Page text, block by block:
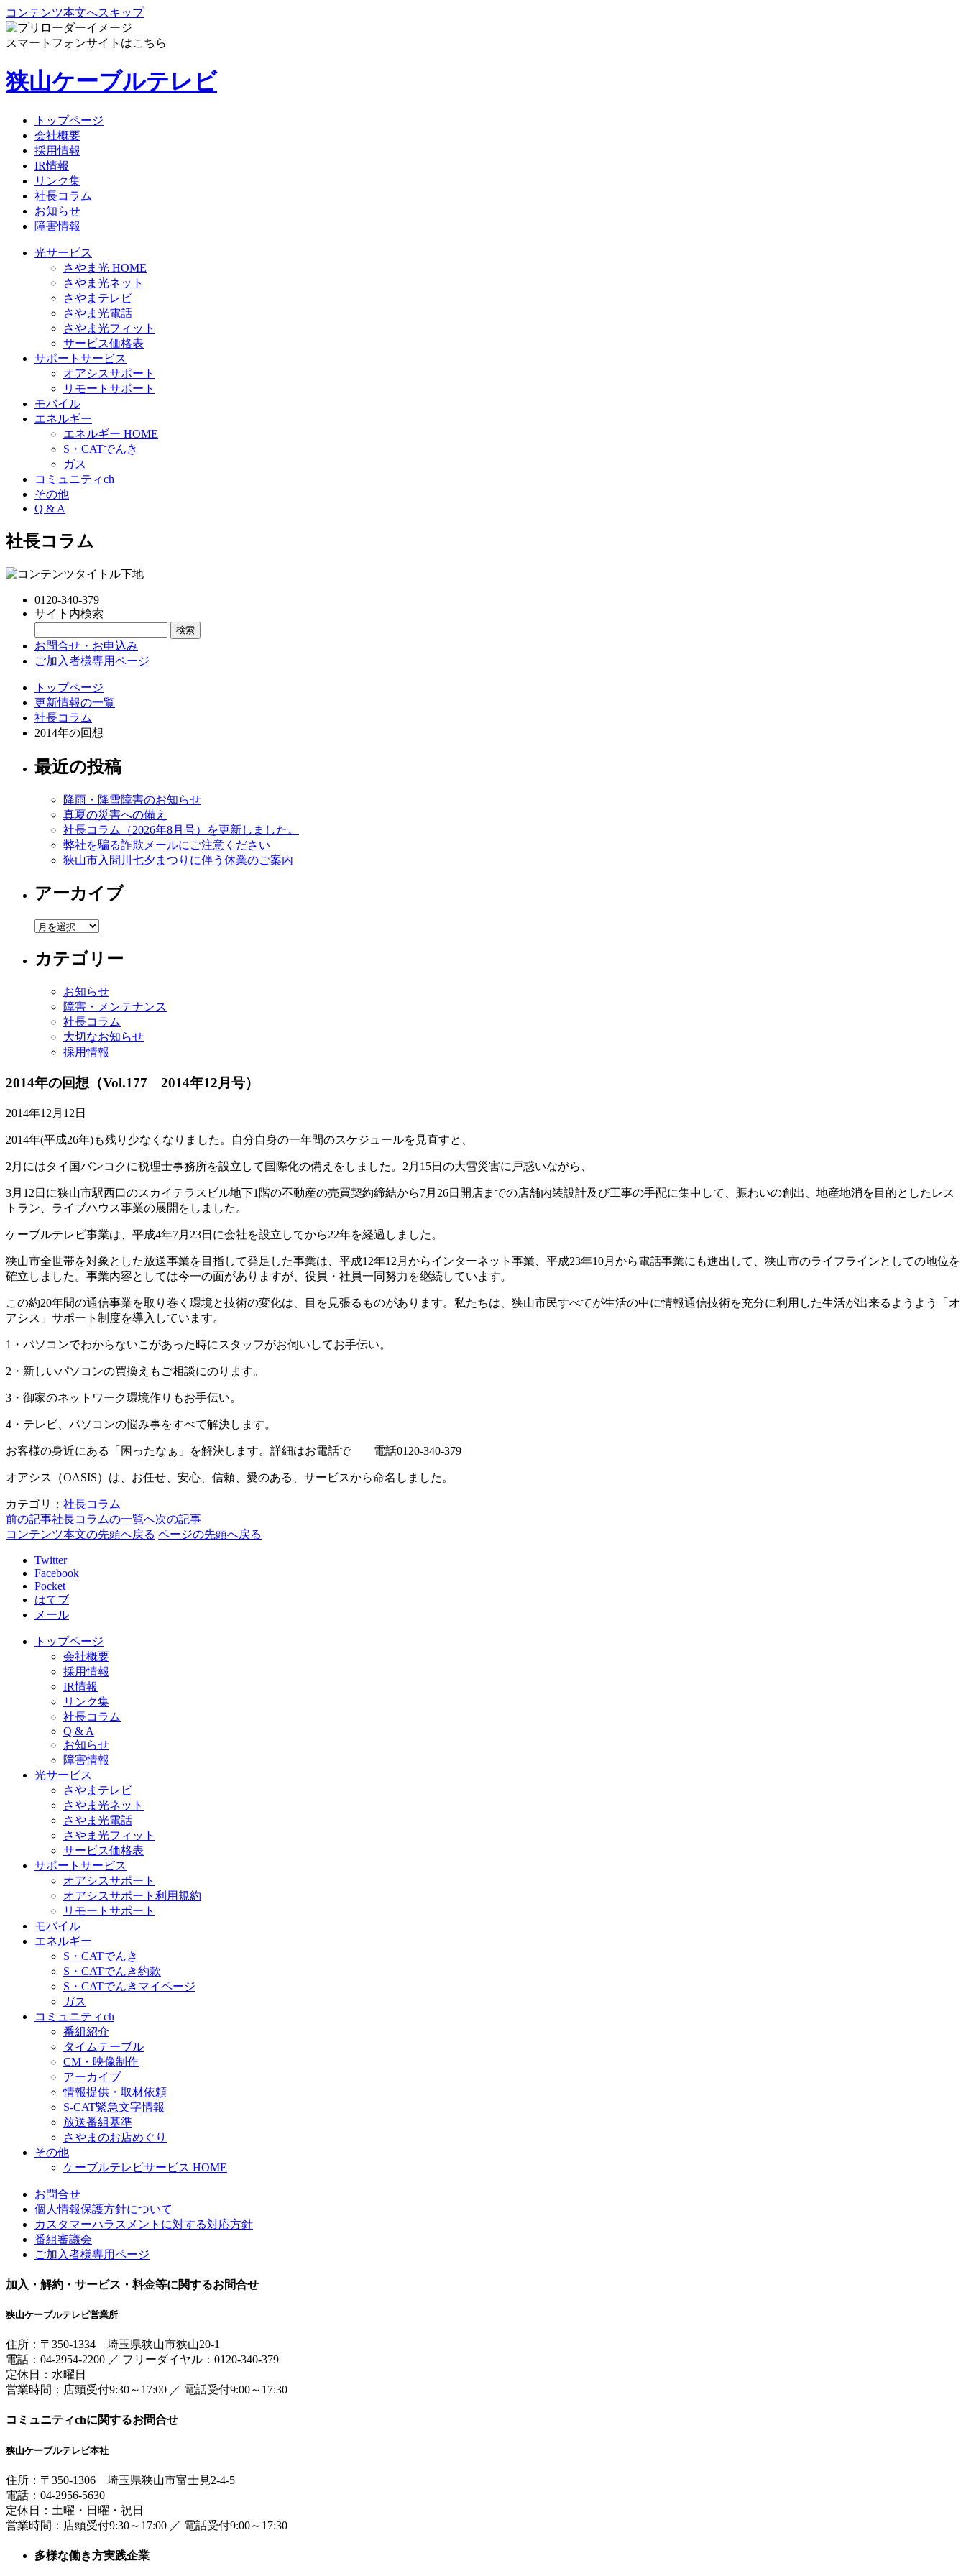
コンテンツ本文へスキップ
スマートフォンサイトはこちら
狭山ケーブルテレビ
トップページ
会社概要
採用情報
IR情報
リンク集
社長コラム
お知らせ
障害情報
光サービス
さやま光 HOME
さやま光ネット
さやまテレビ
さやま光電話
さやま光フィット
サービス価格表
サポートサービス
オアシスサポート
リモートサポート
モバイル
エネルギー
エネルギー HOME
S・CATでんき
ガス
コミュニティch
その他
Q & A
社長コラム
0120-340-379
サイト内検索
お問合せ・お申込み
ご加入者様専用ページ
トップページ
更新情報の一覧
社長コラム
2014年の回想
最近の投稿
降雨・降雪障害のお知らせ
真夏の災害への備え
社長コラム（2026年8月号）を更新しました。
弊社を騙る詐欺メールにご注意ください
狭山市入間川七夕まつりに伴う休業のご案内
アーカイブ
ア
カ
イ
カテゴリー
お知らせ
障害・メンテナンス
社長コラム
大切なお知らせ
採用情報
2014年の回想 （Vol.177 2014年12月号）
2014年12月12日
2014年(平成26年)も残り少なくなりました。自分自身の一年間のスケジュールを見直すと、
2月にはタイ国バンコクに税理士事務所を設立して国際化の備えをしました。2月15日の大雪災害に戸惑いながら、
3月12日に狭山市駅西口のスカイテラスビル地下1階の不動産の売買契約締結から7月26日開店までの店舗内装設計及び工事の手配に集中して、賑わいの創出、地産地消を目的としたレス
トラン、ライブハウス事業の展開をしました。
ケーブルテレビ事業は、平成4年7月23日に会社を設立してから22年を経過しました。
狭山市全世帯を対象とした放送事業を目指して発足した事業は、平成12年12月からインターネット事業、平成23年10月から電話事業にも進出して、狭山市のライフラインとしての地位を
確立しました。事業内容としては今一の面がありますが、役員・社員一同努力を継続しています。
この約20年間の通信事業を取り巻く環境と技術の変化は、目を見張るものがあります。私たちは、狭山市民すべてが生活の中に情報通信技術を充分に利用した生活が出来るようよう「オ
アシス」サポート制度を導入しています。
1・パソコンでわからないこがあった時にスタッフがお伺いしてお手伝い。
2・新しいパソコンの買換えもご相談にのります。
3・御家のネットワーク環境作りもお手伝い。
4・テレビ、パソコンの悩み事をすべて解決します。
お客様の身近にある「困ったなぁ」を解決します。詳細はお電話で 電話0120-340-379
オアシス（OASIS）は、お任せ、安心、信頼、愛のある、サービスから命名しました。
カテゴリ： 社長コラム
前の記事社長コラムの一覧へ次の記事
コンテンツ本文の先頭へ戻る ページの先頭へ戻る
Twitter
Facebook
Pocket
はてブ
メール
トップページ
会社概要
採用情報
IR情報
リンク集
社長コラム
Q & A
お知らせ
障害情報
光サービス
さやまテレビ
さやま光ネット
さやま光電話
さやま光フィット
サービス価格表
サポートサービス
オアシスサポート
オアシスサポート利用規約
リモートサポート
モバイル
エネルギー
S・CATでんき
S・CATでんき約款
S・CATでんきマイページ
ガス
コミュニティch
番組紹介
タイムテーブル
CM・映像制作
アーカイブ
情報提供・取材依頼
S-CAT緊急文字情報
放送番組基準
さやまのお店めぐり
その他
ケーブルテレビサービス HOME
お問合せ
個人情報保護方針について
カスタマーハラスメントに対する対応方針
番組審議会
ご加入者様専用ページ
加入・解約・サービス・料金等に関するお問合せ
狭山ケーブルテレビ営業所
住所： 〒350-1334 埼玉県狭山市狭山20-1
電話： 04-2954-2200 ／ フリーダイヤル：0120-340-379
定休日：水曜日
営業時間： 店頭受付9:30～17:00 ／ 電話受付9:00～17:30
コミュニティchに関するお問合せ
狭山ケーブルテレビ本社
住所： 〒350-1306 埼玉県狭山市富士見2-4-5
電話： 04-2956-5630
定休日：土曜・日曜・祝日
営業時間： 店頭受付9:30～17:00 ／ 電話受付9:00～17:30
多様な働き方実践企業